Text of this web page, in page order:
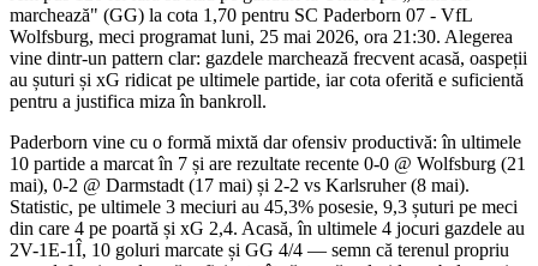
marchează" (GG) la cota 1,70 pentru SC Paderborn 07 - VfL
Wolfsburg, meci programat luni, 25 mai 2026, ora 21:30. Alegerea
vine dintr-un pattern clar: gazdele marchează frecvent acasă, oaspeții
au șuturi și xG ridicat pe ultimele partide, iar cota oferită e suficientă
pentru a justifica miza în bankroll.
Paderborn vine cu o formă mixtă dar ofensiv productivă: în ultimele
10 partide a marcat în 7 și are rezultate recente 0-0 @ Wolfsburg (21
mai), 0-2 @ Darmstadt (17 mai) și 2-2 vs Karlsruher (8 mai).
Statistic, pe ultimele 3 meciuri au 45,3% posesie, 9,3 șuturi pe meci
din care 4 pe poartă și xG 2,4. Acasă, în ultimele 4 jocuri gazdele au
2V-1E-1Î, 10 goluri marcate și GG 4/4 — semn că terenul propriu